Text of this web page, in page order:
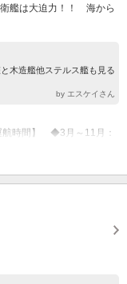
艦は大迫力！！ 海から
木造艦他ステルス艦も見る
by エスケイさん
航時間】 ◆3月～11月：
、14:00、15:00の6便運
◆12月・1月：土日
お問合せ● 舞鶴赤れんが